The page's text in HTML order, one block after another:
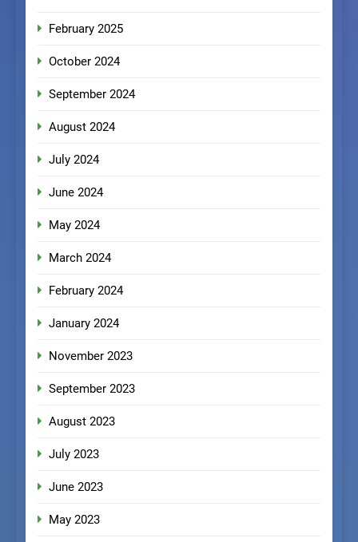
February 2025
October 2024
September 2024
August 2024
July 2024
June 2024
May 2024
March 2024
February 2024
January 2024
November 2023
September 2023
August 2023
July 2023
June 2023
May 2023